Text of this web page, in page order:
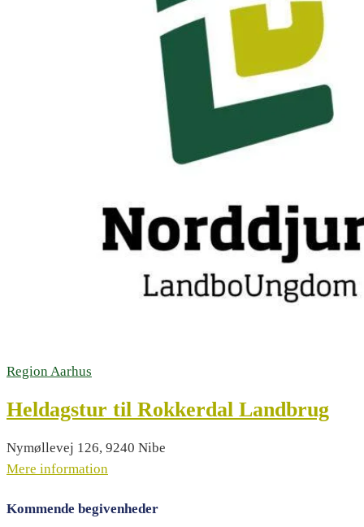
Region Aarhus
Heldagstur til Rokkerdal Landbrug
Nymøllevej 126, 9240 Nibe
Mere information
Kommende begivenheder